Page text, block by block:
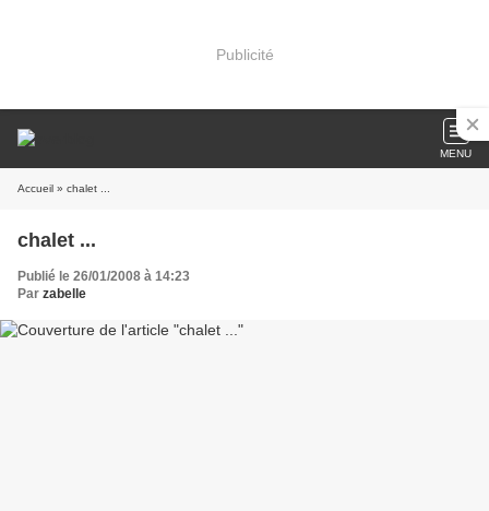
Publicité
MENU
Accueil » chalet ...
chalet ...
Publié le 26/01/2008 à 14:23
Par zabelle